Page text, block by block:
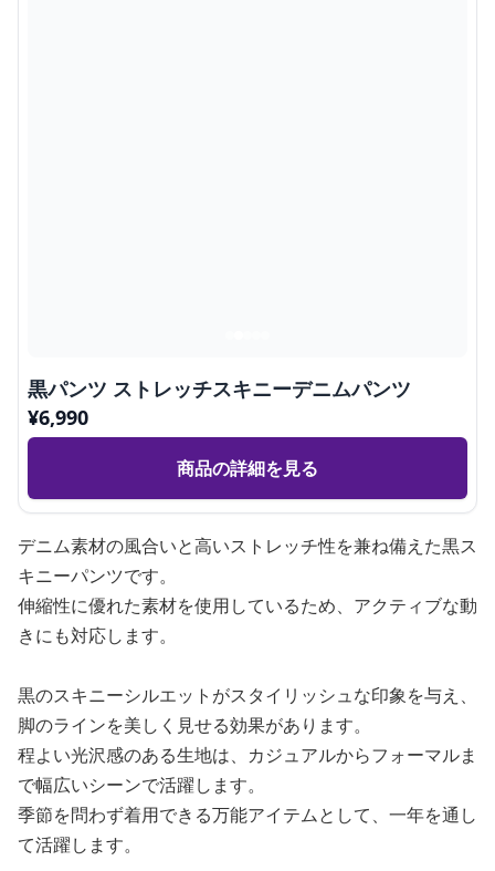
黒パンツ ストレッチスキニーデニムパンツ
¥6,990
商品の詳細を見る
デニム素材の風合いと高いストレッチ性を兼ね備えた黒ス
キニーパンツです。
伸縮性に優れた素材を使用しているため、アクティブな動
きにも対応します。
黒のスキニーシルエットがスタイリッシュな印象を与え、
脚のラインを美しく見せる効果があります。
程よい光沢感のある生地は、カジュアルからフォーマルま
で幅広いシーンで活躍します。
季節を問わず着用できる万能アイテムとして、一年を通し
て活躍します。